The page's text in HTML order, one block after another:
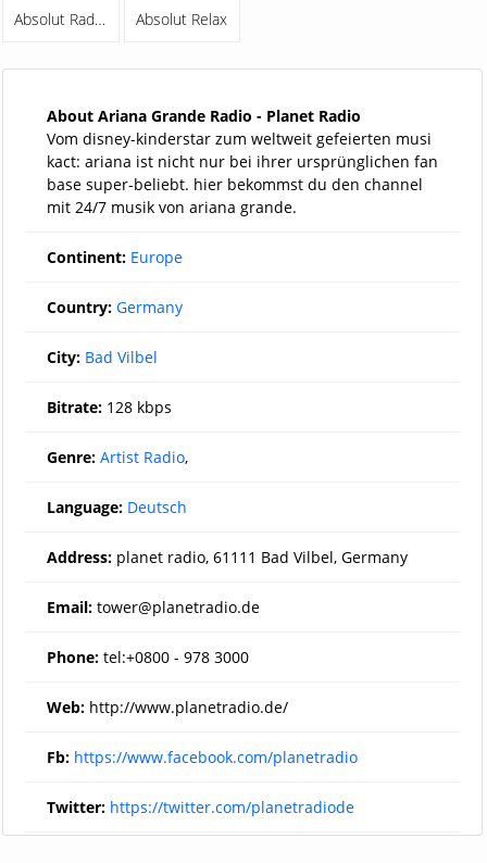
Absolut Radio Coffeemusic Absolut Relax
About Ariana Grande Radio - Planet Radio
Vom disney-kinderstar zum weltweit gefeierten musi
kact: ariana ist nicht nur bei ihrer ursprünglichen fan
base super-beliebt. hier bekommst du den channel
mit 24/7 musik von ariana grande.
Continent: Europe
Country: Germany
City: Bad Vilbel
Bitrate: 128 kbps
Genre: Artist Radio,
Language: Deutsch
Address: planet radio, 61111 Bad Vilbel, Germany
Email: tower@planetradio.de
Phone: tel:+0800 - 978 3000
Web: http://www.planetradio.de/
Fb: https://www.facebook.com/planetradio
Twitter: https://twitter.com/planetradiode